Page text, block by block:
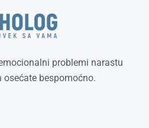
problemi narastu
bespomoćno.